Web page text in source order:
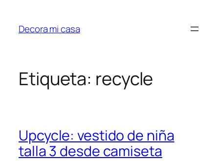
contenido
Decora mi casa
Etiqueta: recycle
Upcycle: vestido de niña
talla 3 desde camiseta